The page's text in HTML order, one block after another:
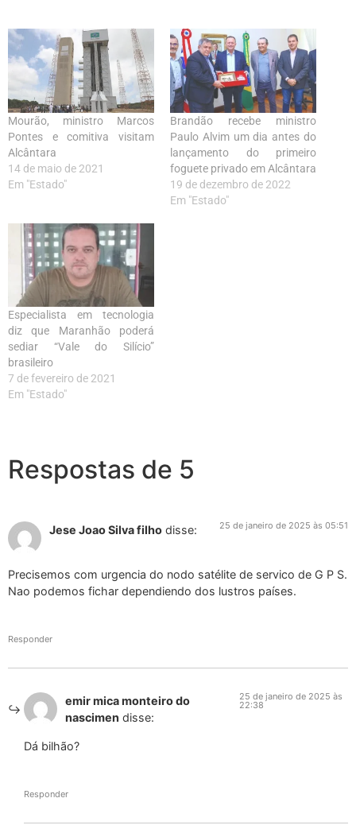
Mourão, ministro Marcos
Pontes e comitiva visitam
Alcântara
14 de maio de 2021
Em "Estado"
Brandão recebe ministro
Paulo Alvim um dia antes do
lançamento do primeiro
foguete privado em Alcântara
19 de dezembro de 2022
Em "Estado"
Especialista em tecnologia
diz que Maranhão poderá
sediar “Vale do Silício”
brasileiro
7 de fevereiro de 2021
Em "Estado"
Respostas de 5
Jese Joao Silva filho disse: 25 de janeiro de 2025 às 05:51
Precisemos com urgencia do nodo satélite de servico de G P S.
Nao podemos fichar dependiendo dos lustros países.
Responder
emir mica monteiro do
nascimen disse:
25 de janeiro de 2025 às
22:38
Dá bilhão?
Responder